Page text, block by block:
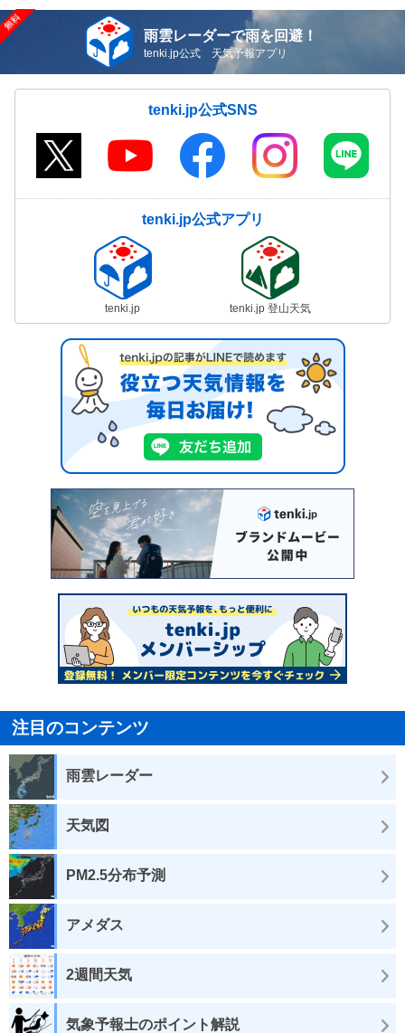
雨雲レーダーで雨を回避！
tenki.jp公式 天気予報アプリ
tenki.jp公式SNS
tenki.jp公式アプリ
tenki.jp tenki.jp 登山天気
注目のコンテンツ
雨雲レーダー
天気図
PM2.5分布予測
アメダス
2週間天気
気象予報士のポイント解説